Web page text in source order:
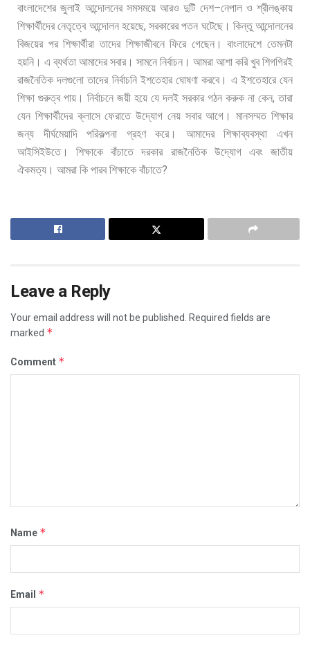
বাংলাদেশের জুলাই আন্দোলনের সমসময়ে আরও দুটি দেশ–নেপাল ও শ্রীলঙ্কায়
শিক্ষার্থীদের নেতৃত্বে আন্দোলন হয়েছে, সরকারের পতন ঘটেছে। কিন্তু আন্দোলনের
বিজয়ের পর শিক্ষার্থীরা তাদের শিক্ষাজীবনে ফিরে গেছেন। বাংলাদেশে তেমনটা
হয়নি। এ ব্যর্থতা আমাদের সবার। সামনে নির্বাচন। আমরা আশা করি খুব শিগগিরই
রাজনৈতিক দলগুলো তাদের নির্বাচনি ইশতেহার ঘোষণা করবে। এ ইশতেহারে যেন
শিক্ষা গুরুত্ব পায়। নির্বাচনে জয়ী হয়ে যে দলই সরকার গঠন করুক না কেন,তারা
যেন শিক্ষার্থীদের ক্লাসে ফেরাতে উদ্যোগ নেয় সবার আগে। মানসম্মত শিক্ষার
জন্য
দীর্ঘমেয়াদি পরিকল্পনা গ্রহণ করে। আমাদের শিক্ষাব্যবস্থা
এখন
আইসিইউতে।
শিক্ষাকে বাঁচাতে দরকার রাজনৈতিক উদ্যোগ এবং
জাতীয়
ঐকমত্য। আমরা কি পারব শিক্ষাকে বাঁচাতে?
Leave a Reply
Your email address will not be published.
Required fields are
marked *
Comment *
Name *
Email *